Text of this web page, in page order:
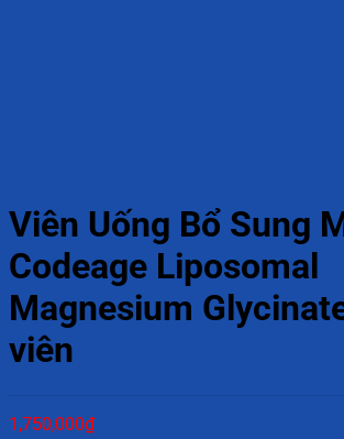
Viên Uống Bổ Sung
Codeage Liposomal
Magnesium
viên
1,750,000₫